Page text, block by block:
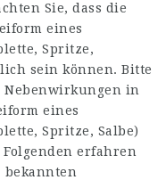
Sie, dass die
eines
Spritze,
sein können. Bitte
Nebenwirkungen in
eines
Spritze, Salbe)
erfahren
bekannten